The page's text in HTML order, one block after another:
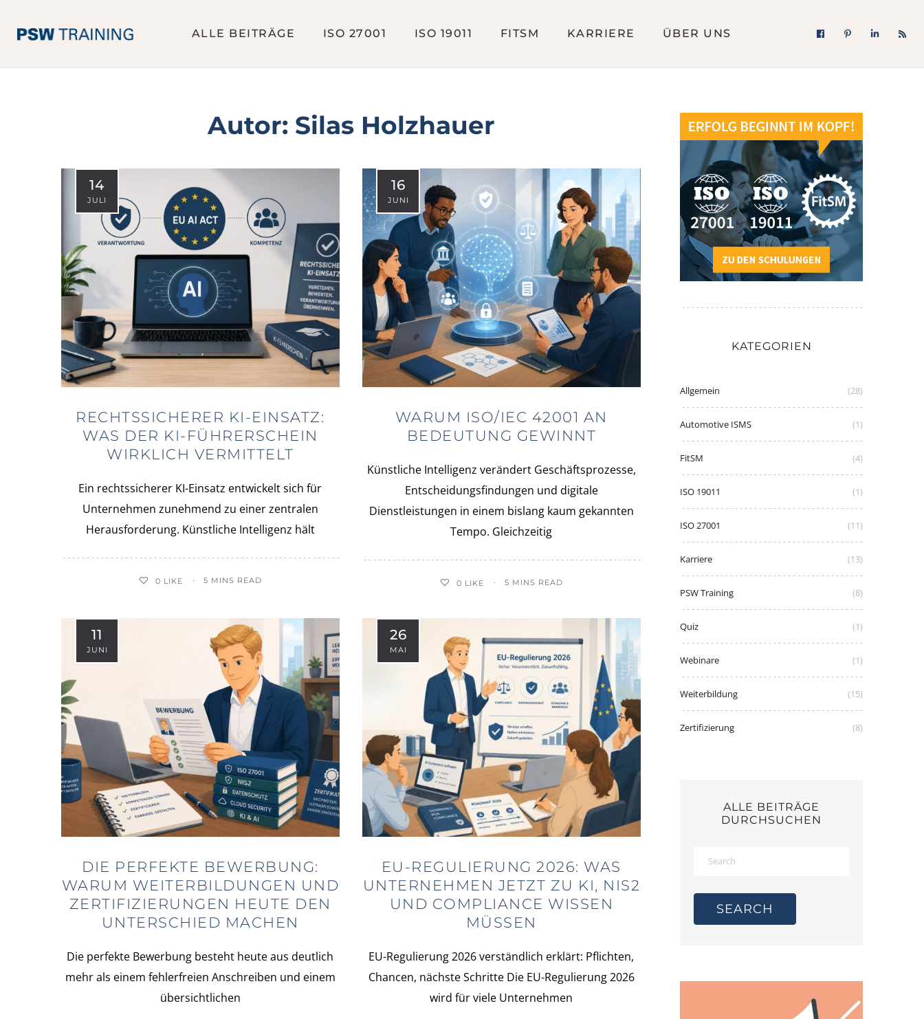
ALLE BEITRÄGE ISO 27001 ISO 19011 FITSM KARRIERE ÜBER UNS
Autor: Silas Holzhauer
14
JULI
RECHTSSICHERER KI-EINSATZ:
WAS DER KI-FÜHRERSCHEIN
WIRKLICH VERMITTELT
Ein rechtssicherer KI-Einsatz entwickelt sich für
Unternehmen zunehmend zu einer zentralen
Herausforderung. Künstliche Intelligenz hält
0 LIKE 5 MINS READ
16
JUNI
WARUM ISO/IEC 42001 AN
BEDEUTUNG GEWINNT
Künstliche Intelligenz verändert Geschäftsprozesse,
Entscheidungsfindungen und digitale
Dienstleistungen in einem bislang kaum gekannten
Tempo. Gleichzeitig
0 LIKE 5 MINS READ
11
JUNI
DIE PERFEKTE BEWERBUNG:
WARUM WEITERBILDUNGEN UND
ZERTIFIZIERUNGEN HEUTE DEN
UNTERSCHIED MACHEN
Die perfekte Bewerbung besteht heute aus deutlich
mehr als einem fehlerfreien Anschreiben und einem
übersichtlichen
26
MAI
EU-REGULIERUNG 2026: WAS
UNTERNEHMEN JETZT ZU KI, NIS2
UND COMPLIANCE WISSEN
MÜSSEN
EU-Regulierung 2026 verständlich erklärt: Pflichten,
Chancen, nächste Schritte Die EU-Regulierung 2026
wird für viele Unternehmen
KATEGORIEN
Allgemein (28)
Automotive ISMS (1)
FitSM (4)
ISO 19011 (1)
ISO 27001 (11)
Karriere (13)
PSW Training (8)
Quiz (1)
Webinare (1)
Weiterbildung (15)
Zertifizierung (8)
ALLE BEITRÄGE
DURCHSUCHEN